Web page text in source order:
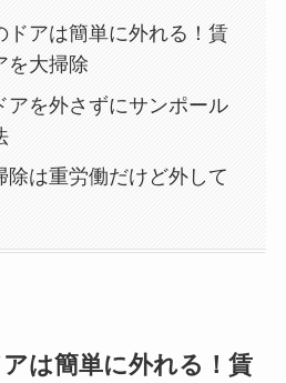
ドアは簡単に外れる！賃
を大掃除
アを外さずにサンポール
除は重労働だけど外して
は簡単に外れる！賃